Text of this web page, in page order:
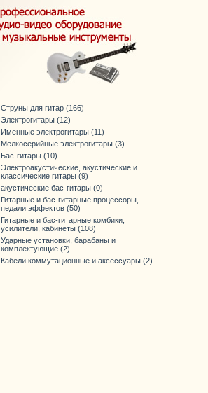
Струны для гитар (166)
Электрогитары (12)
Именные электрогитары (11)
Мелкосерийные электрогитары (3)
Бас-гитары (10)
Электроакустические, акустические и
классические гитары (9)
акустические бас-гитары (0)
Гитарные и бас-гитарные процессоры,
педали эффектов (50)
Гитарные и бас-гитарные комбики,
усилители, кабинеты (108)
Ударные установки, барабаны и
комплектующие (2)
Кабели коммутационные и аксессуары (2)